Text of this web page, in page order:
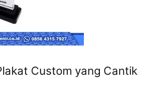
Custom yang Cantik